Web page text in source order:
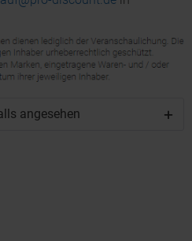
angesehen